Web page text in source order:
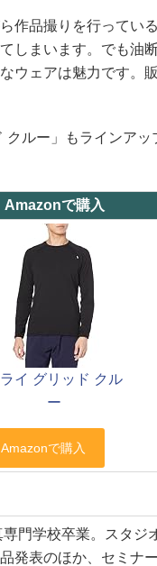
作品撮りを行ってい
しまいます。でも油
ウェアは魅力です。
クルー」もラインア
Amazonで購入
ライ グリッド クル
ー
門学校卒業。スタジ
発表のほか、セミナ